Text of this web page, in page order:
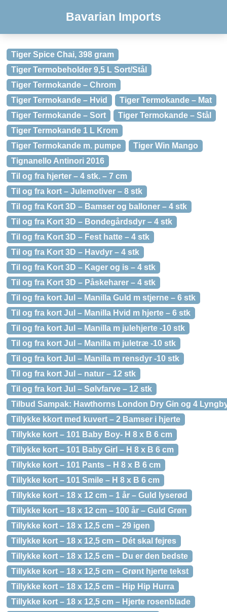
Bavarian Imports
Tiger Spice Chai, 398 gram
Tiger Termobeholder 9,5 L Sort/Stål
Tiger Termokande – Chrom
Tiger Termokande – Hvid
Tiger Termokande – Mat
Tiger Termokande – Sort
Tiger Termokande – Stål
Tiger Termokande 1 L Krom
Tiger Termokande m. pumpe
Tiger Win Mango
Tignanello Antinori 2016
Til og fra hjerter – 4 stk. – 7 cm
Til og fra kort – Julemotiver – 8 stk
Til og fra Kort 3D – Bamser og balloner – 4 stk
Til og fra Kort 3D – Bondegårdsdyr – 4 stk
Til og fra Kort 3D – Fest hatte – 4 stk
Til og fra Kort 3D – Havdyr – 4 stk
Til og fra Kort 3D – Kager og is – 4 stk
Til og fra Kort 3D – Påskeharer – 4 stk
Til og fra kort Jul – Manilla Guld m stjerne – 6 stk
Til og fra kort Jul – Manilla Hvid m hjerte – 6 stk
Til og fra kort Jul – Manilla m julehjerte -10 stk
Til og fra kort Jul – Manilla m juletræ -10 stk
Til og fra kort Jul – Manilla m rensdyr -10 stk
Til og fra kort Jul – natur – 12 stk
Til og fra kort Jul – Sølvfarve – 12 stk
Tilbud Sampak: Hawthorns London Dry Gin og 4
Tillykke kkort med kuvert – 2 Bamser i hjerte
Tillykke kort – 101 Baby Boy- H 8 x B 6 cm
Tillykke kort – 101 Baby Girl – H 8 x B 6 cm
Tillykke kort – 101 Pants – H 8 x B 6 cm
Tillykke kort – 101 Smile – H 8 x B 6 cm
Tillykke kort – 18 x 12 cm – 1 år – Guld lyserød
Tillykke kort – 18 x 12 cm – 100 år – Guld Grøn
Tillykke kort – 18 x 12,5 cm – 29 igen
Tillykke kort – 18 x 12,5 cm – Dét skal fejres
Tillykke kort – 18 x 12,5 cm – Du er den bedste
Tillykke kort – 18 x 12,5 cm – Grønt hjerte tekst
Tillykke kort – 18 x 12,5 cm – Hip Hip Hurra
Tillykke kort – 18 x 12,5 cm – Hjerte rosenblade